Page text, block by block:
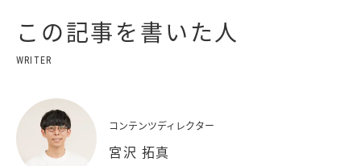
この記事を書いた人
コンテンツディレクター
宮沢 拓真